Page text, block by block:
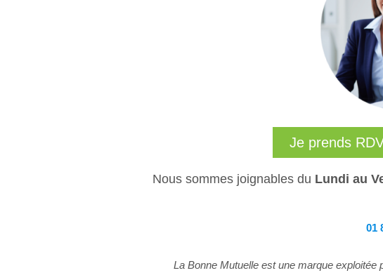
Je prends
Nous sommes joignables du Lundi au
01
La Bonne Mutuelle est une marque